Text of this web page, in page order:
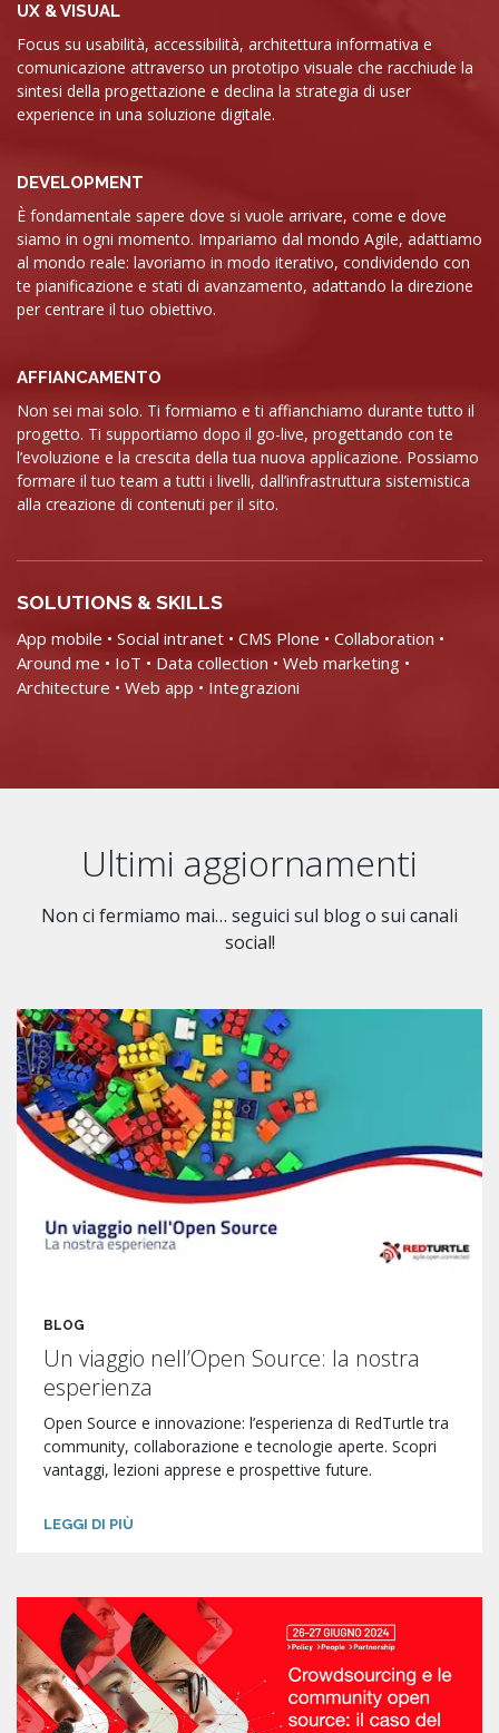
UX & VISUAL
Focus su usabilità, accessibilità, architettura informativa e
comunicazione attraverso un prototipo visuale che racchiude la
sintesi della progettazione e declina la strategia di user
experience in una soluzione digitale.
DEVELOPMENT
È fondamentale sapere dove si vuole arrivare, come e dove
siamo in ogni momento. Impariamo dal mondo Agile, adattiamo
al mondo reale: lavoriamo in modo iterativo, condividendo con
te pianificazione e stati di avanzamento, adattando la direzione
per centrare il tuo obiettivo.
AFFIANCAMENTO
Non sei mai solo. Ti formiamo e ti affianchiamo durante tutto il
progetto. Ti supportiamo dopo il go-live, progettando con te
l’evoluzione e la crescita della tua nuova applicazione. Possiamo
formare il tuo team a tutti i livelli, dall’infrastruttura sistemistica
alla creazione di contenuti per il sito.
SOLUTIONS & SKILLS
App mobile
Social intranet CMS Plone
Collaboration
Around me
IoT Data collection
Web marketing
Architecture
Web app Integrazioni
Ultimi aggiornamenti
Non ci fermiamo mai… seguici sul blog o sui canali
social!
BLOG
Un viaggio nell’Open Source: la nostra
esperienza
Open Source e innovazione: l’esperienza di RedTurtle tra
community, collaborazione e tecnologie aperte. Scopri
vantaggi, lezioni apprese e prospettive future.
LEGGI DI PIÙ